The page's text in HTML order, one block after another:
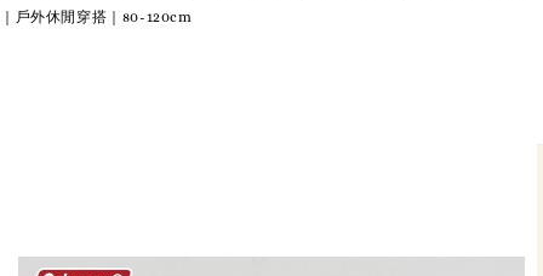
｜戶外休閒穿搭｜80-120cm